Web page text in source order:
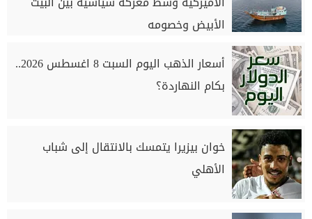
الأبيض وخصومه
أسعار الذهب اليوم السبت 8 اغسطس 2026..
بكام النهاردة؟
خوان بيزيرا يتمسك بالانتقال إلى شباب
الأهلي